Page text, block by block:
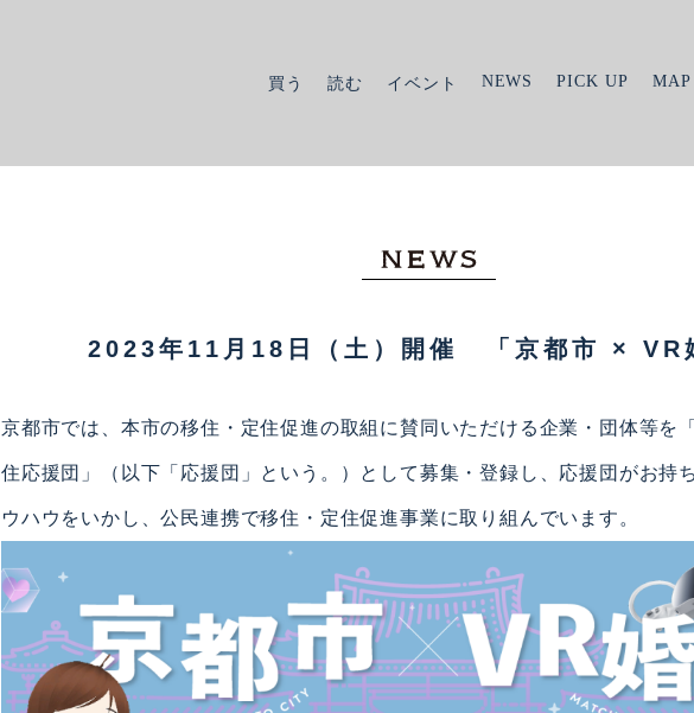
買う 読む イベント NEWS PICK UP MAP
2023年11月18日（土）開催 「京都市 × VR
京都市では、本市の移住・定住促進の取組に賛同いただける企業・団体等を
住応援団」（以下「応援団」という。）として募集・登録し、応援団がお持
ウハウをいかし、公民連携で移住・定住促進事業に取り組んでいます。